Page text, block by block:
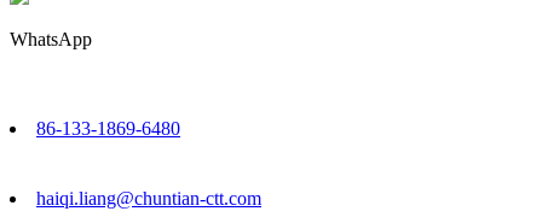
WhatsApp
86-133-1869-6480
haiqi.liang@chuntian-ctt.com